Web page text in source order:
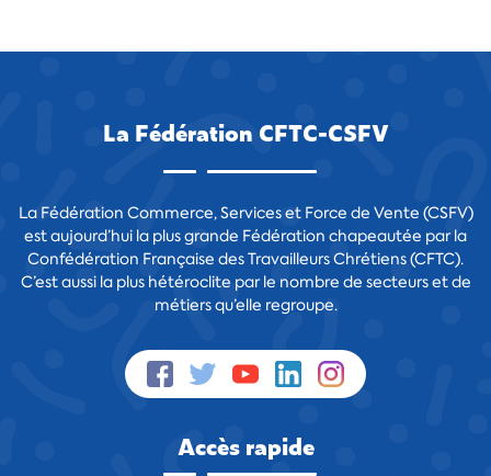
La Fédération CFTC-CSFV
La Fédération Commerce, Services et Force de Vente (CSFV)
est aujourd’hui la plus grande Fédération chapeautée par la
Confédération Française des Travailleurs Chrétiens (CFTC).
C’est aussi la plus hétéroclite par le nombre de secteurs et de
métiers qu’elle regroupe.
Accès rapide